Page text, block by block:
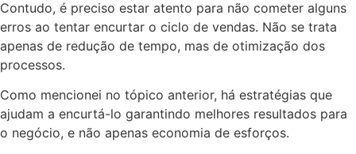
Contudo, é preciso estar atento para não cometer alguns
erros ao tentar encurtar o ciclo de vendas. Não se trata
apenas de redução de tempo, mas de otimização dos
processos.
Como mencionei no tópico anterior, há estratégias que
ajudam a encurtá-lo garantindo melhores resultados para
o negócio, e não apenas economia de esforços.